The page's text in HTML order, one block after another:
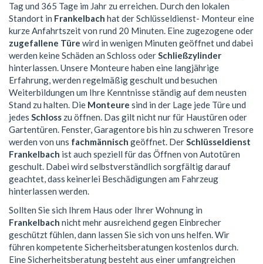
Tag und 365 Tage im Jahr zu erreichen. Durch den lokalen
Standort in Frankelbach hat der Schlüsseldienst- Monteur eine
kurze Anfahrtszeit von rund 20 Minuten. Eine zugezogene oder
zugefallene Türe wird in wenigen Minuten geöffnet und dabei
werden keine Schäden an Schloss oderSchließzylinder
hinterlassen. Unsere Monteure haben eine langjährige
Erfahrung, werden regelmäßig geschult und besuchen
Weiterbildungen um Ihre Kenntnisse ständig auf dem neusten
Stand zu halten. Die Monteure sind in der Lage jede Türe und
jedes Schloss zu öffnen. Das gilt nicht nur für Haustüren oder
Gartentüren. Fenster, Garagentore bis hin zu schweren Tresore
werden von uns fachmännisch geöffnet. DerSchlüsseldienst
Frankelbach ist auch speziell für das Öffnen von Autotüren
geschult. Dabei wird selbstverständlich sorgfältig darauf
geachtet, dass keinerlei Beschädigungen am Fahrzeug
hinterlassen werden.
Sollten Sie sich Ihrem Haus oder Ihrer Wohnung in
Frankelbach nicht mehr ausreichend gegen Einbrecher
geschützt fühlen, dann lassen Sie sich von uns helfen. Wir
führen kompetente Sicherheitsberatungen kostenlos durch.
Eine Sicherheitsberatung besteht aus einer umfangreichen